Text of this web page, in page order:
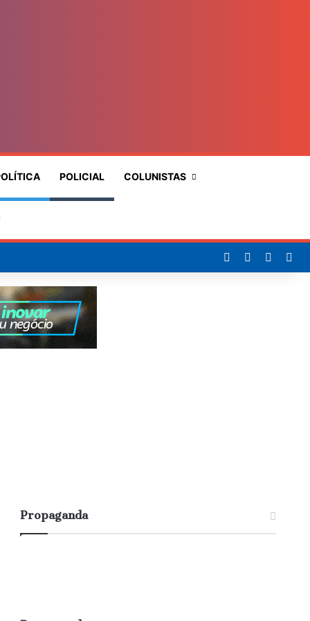
POLICIAL COLUNISTAS
por
Facebook
Propaganda